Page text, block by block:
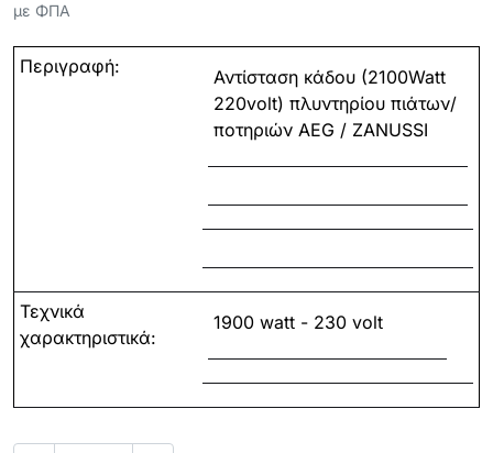
με ΦΠΑ
Περιγραφή:
Αντίσταση κάδου (2100Watt
220volt) πλυντηρίου πιάτων/
ποτηριών AEG / ZANUSSI
Τεχνικά
χαρακτηριστικά:
1900 watt - 230 volt